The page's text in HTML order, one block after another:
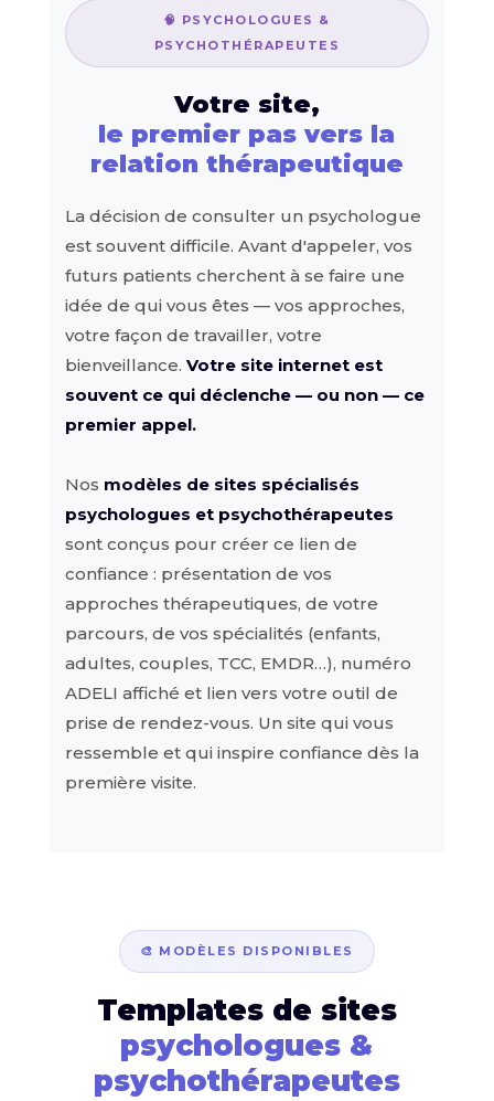
🧠 PSYCHOLOGUES &
PSYCHOTHÉRAPEUTES
Votre site,
le premier pas vers la
relation thérapeutique
La décision de consulter un psychologue
est souvent difficile. Avant d'appeler, vos
futurs patients cherchent à se faire une
idée de qui vous êtes — vos approches,
votre façon de travailler, votre
bienveillance. Votre site internet est
souvent ce qui déclenche — ou non — ce
premier appel.
Nos modèles de sites spécialisés
psychologues et psychothérapeutes
sont conçus pour créer ce lien de
confiance : présentation de vos
approches thérapeutiques, de votre
parcours, de vos spécialités (enfants,
adultes, couples, TCC, EMDR…), numéro
ADELI affiché et lien vers votre outil de
prise de rendez-vous. Un site qui vous
ressemble et qui inspire confiance dès la
première visite.
🎨 MODÈLES DISPONIBLES
Templates de sites
psychologues &
psychothérapeutes